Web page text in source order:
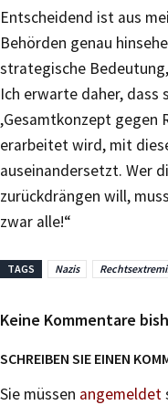
Entscheidend ist aus
Behörden genau
strategische
Ich erwarte daher, dass
,Gesamtkonzept gegen
erarbeitet wird, mit
auseinandersetzt. Wer
zurückdrängen will,
zwar alle!“
TAGS Nazis
Keine Kommentare
SCHREIBEN SIE EINEN
Sie müssen angemeldet